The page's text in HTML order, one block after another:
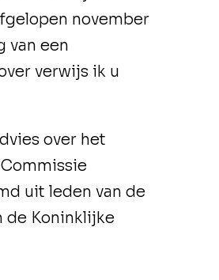
november
van een
verwijs ik u
over het
uit leden van de
de Koninklijke